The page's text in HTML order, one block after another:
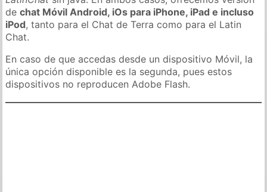
dechat Móvil Android, iOs para iPhone, iPad e incluso
iPod, tanto para el Chat de Terra como para el Latin
Chat.
En caso de que accedas desde un dispositivo Móvil, la
única opción disponible es la segunda, pues estos
dispositivos no reproducen Adobe Flash.